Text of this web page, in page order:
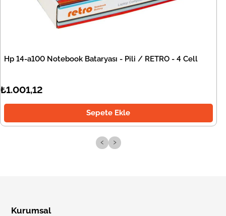
Hp 14-a100 Notebook Bataryası - Pili / RETRO - 4 Cell
₺1.001,12
Sepete Ekle
‹ ›
Kurumsal